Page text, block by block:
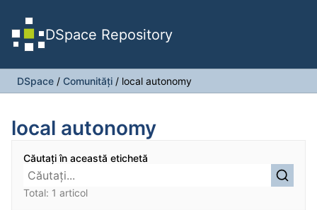
DSpace Repository
DSpace / Comunități / local autonomy
local autonomy
Căutați în această etichetă
Total: 1 articol